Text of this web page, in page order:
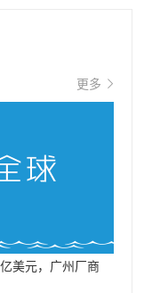
更多
美元，广州厂商